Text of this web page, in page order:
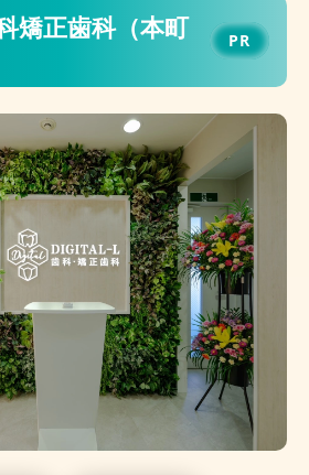
矯正歯科（本町